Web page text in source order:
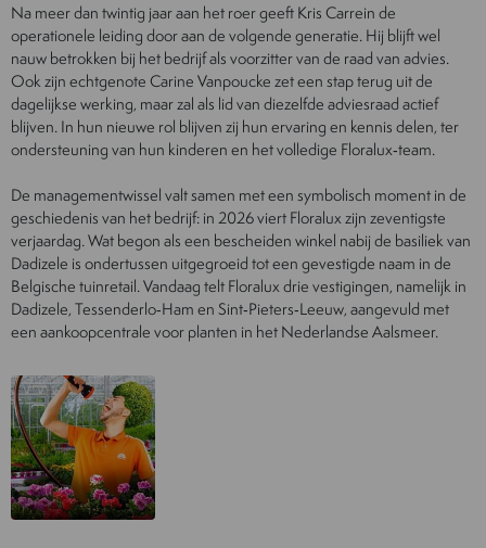
Na meer dan twintig jaar aan het roer geeft Kris Carrein de
operationele leiding door aan de volgende generatie. Hij blijft wel
nauw betrokken bij het bedrijf als voorzitter van de raad van advies.
Ook zijn echtgenote Carine Vanpoucke zet een stap terug uit de
dagelijkse werking, maar zal als lid van diezelfde adviesraad actief
blijven. In hun nieuwe rol blijven zij hun ervaring en kennis delen, ter
ondersteuning van hun kinderen en het volledige Floralux‑team.
De managementwissel valt samen met een symbolisch moment in de
geschiedenis van het bedrijf: in 2026 viert Floralux zijn zeventigste
verjaardag. Wat begon als een bescheiden winkel nabij de basiliek van
Dadizele is ondertussen uitgegroeid tot een gevestigde naam in de
Belgische tuinretail. Vandaag telt Floralux drie vestigingen, namelijk in
Dadizele, Tessenderlo‑Ham en Sint‑Pieters‑Leeuw, aangevuld met
een aankoopcentrale voor planten in het Nederlandse Aalsmeer.